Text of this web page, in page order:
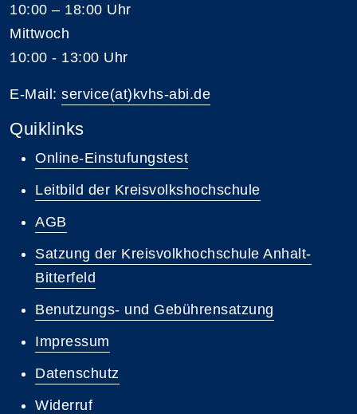
10:00 – 18:00 Uhr
Mittwoch
10:00 - 13:00 Uhr
E-Mail: service(at)kvhs-abi.de
Quiklinks
Online-Einstufungstest
Leitbild der Kreisvolkshochschule
AGB
Satzung der Kreisvolkhochschule Anhalt-
Bitterfeld
Benutzungs- und Gebührensatzung
Impressum
Datenschutz
Widerruf